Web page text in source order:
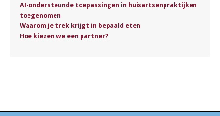
AI-ondersteunde toepassingen in huisartsenpraktijken
toegenomen
Waarom je trek krijgt in bepaald eten
Hoe kiezen we een partner?